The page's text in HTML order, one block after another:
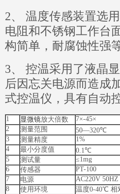
2、 温度传感装置选
电阻和不锈钢工作台
构简单，耐腐蚀性强
3、 控温采用了液晶
后因忘关电源而造成
式控温仪，具有自动
1 显微镜放大倍数
7×-45×
2
测量范围
50—320℃
3
测量精度
1%
4
最小分度值
0.1℃
5
测试量
≤1mg
6
传感器
PT-100
7
电源
AC220V 50HZ
8
使用环境 温度0-40℃ 相